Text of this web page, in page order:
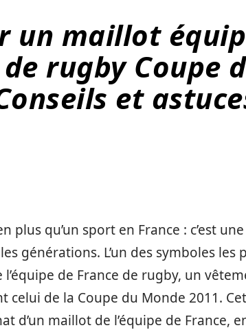
un maillot
rugby Coupe
et
plus qu’un sport en France : c’est
générations. L’un des symboles
de France de rugby, un
celui de la Coupe du Monde 2011.
d’un maillot de l’équipe de France,